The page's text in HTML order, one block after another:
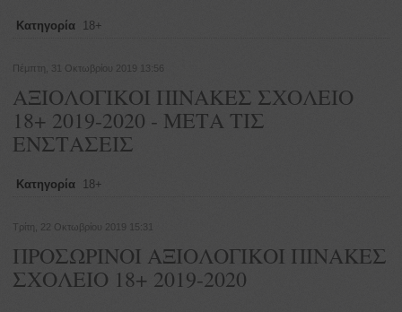
Κατηγορία 18+
Πέμπτη, 31 Οκτωβρίου 2019 13:56
ΑΞΙΟΛΟΓΙΚΟΙ ΠΙΝΑΚΕΣ ΣΧΟΛΕΙΟ
18+ 2019-2020 - ΜΕΤΑ ΤΙΣ
ΕΝΣΤΑΣΕΙΣ
Κατηγορία 18+
Τρίτη, 22 Οκτωβρίου 2019 15:31
ΠΡΟΣΩΡΙΝΟΙ ΑΞΙΟΛΟΓΙΚΟΙ ΠΙΝΑΚΕΣ
ΣΧΟΛΕΙΟ 18+ 2019-2020